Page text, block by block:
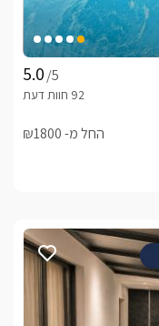
/5
החל מ- ₪1800